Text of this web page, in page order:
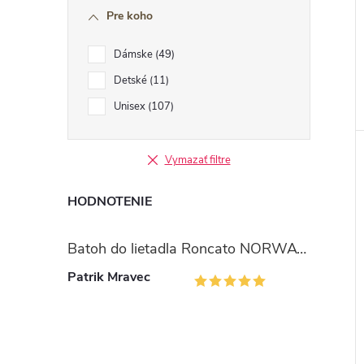
Pre koho
Dámske 49
Detské 11
Unisex 107
Vymazať filtre
HODNOTENIE
Batoh do lietadla Roncato NORWAY 40x30x20 cm - modro oranžový - 24L
Patrik Mravec